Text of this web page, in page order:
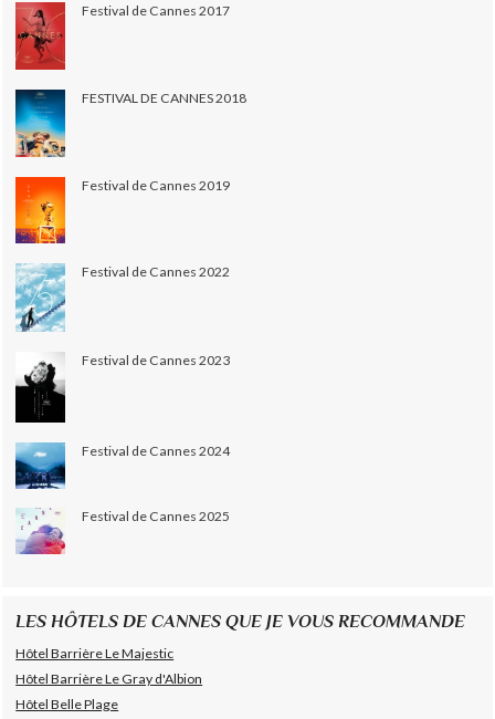
Festival de Cannes 2017
FESTIVAL DE CANNES 2018
Festival de Cannes 2019
Festival de Cannes 2022
Festival de Cannes 2023
Festival de Cannes 2024
Festival de Cannes 2025
LES HÔTELS DE CANNES QUE JE VOUS RECOMMANDE
Hôtel Barrière Le Majestic
Hôtel Barrière Le Gray d'Albion
Hôtel Belle Plage